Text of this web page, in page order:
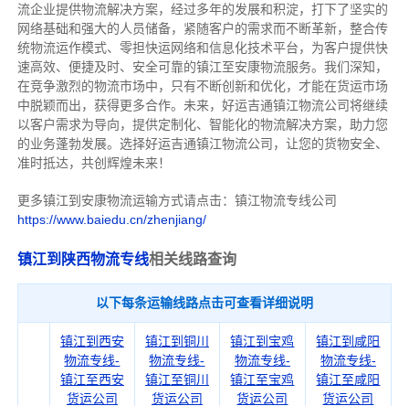
流企业提供物流解决方案，经过多年的发展和积淀，打下了坚实的
网络基础和强大的人员储备，紧随客户的需求而不断革新，整合传
统物流运作模式、零担快运网络和信息化技术平台，为客户提供快
速高效、便捷及时、安全可靠的镇江至安康物流服务。 我们深知，
在竞争激烈的物流市场中，只有不断创新和优化，才能在货运市场
中脱颖而出，获得更多合作。 未来，好运吉通镇江物流公司将继续
以客户需求为导向，提供定制化、智能化的物流解决方案，助力您
的业务蓬勃发展。选择好运吉通镇江物流公司，让您的货物安全、
准时抵达，共创辉煌未来！
更多镇江到安康物流运输方式请点击：镇江物流专线公司
https://www.baiedu.cn/zhenjiang/
镇江到陕西物流专线相关线路查询
以下每条运输线路点击可查看详细说明
镇江到西安
物流专线-
镇江至西安
货运公司
镇江到铜川
物流专线-
镇江至铜川
货运公司
镇江到宝鸡
物流专线-
镇江至宝鸡
货运公司
镇江到咸阳
物流专线-
镇江至咸阳
货运公司